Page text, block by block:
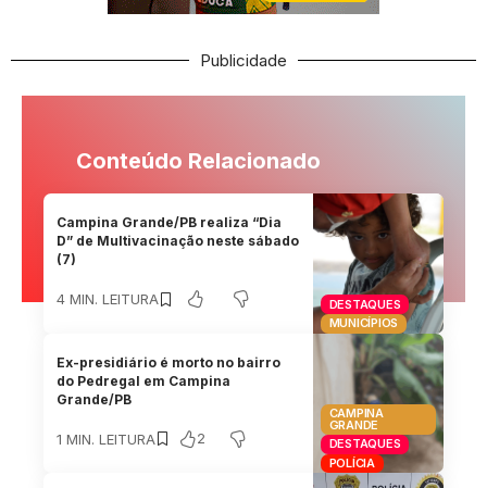
Publicidade
Conteúdo Relacionado
DESTAQUES
MUNICÍPIOS
Campina Grande/PB realiza “Dia
D” de Multivacinação neste sábado
(7)
4 MIN. LEITURA
CAMPINA
GRANDE
DESTAQUES
POLÍCIA
Ex-presidiário é morto no bairro
do Pedregal em Campina
Grande/PB
1 MIN. LEITURA 2